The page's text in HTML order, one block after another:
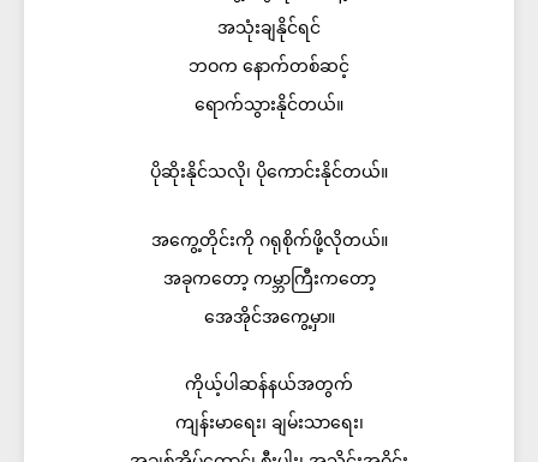
အသုံးချနိုင်ရင်
ဘဝက နောက်တစ်ဆင့်
ရောက်သွားနိုင်တယ်။
ပိုဆိုးနိုင်သလို၊ ပိုကောင်းနိုင်တယ်။
အကွေ့တိုင်းကို ဂရုစိုက်ဖို့လိုတယ်။
အခုကတော့ ကမ္ဘာကြီးကတော့
အေအိုင်အကွေ့မှာ။
ကိုယ့်ပါဆန်နယ်အတွက်
ကျန်းမာရေး၊ ချမ်းသာရေး၊